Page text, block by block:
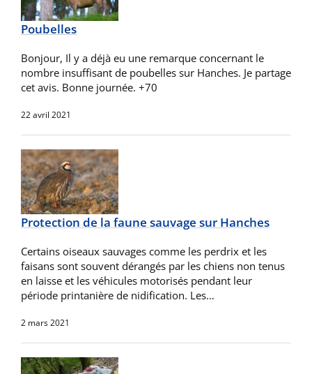
Poubelles
Bonjour, Il y a déjà eu une remarque concernant le
nombre insuffisant de poubelles sur Hanches. Je partage
cet avis. Bonne journée. +70
22 avril 2021
Protection de la faune sauvage sur Hanches
Certains oiseaux sauvages comme les perdrix et les
faisans sont souvent dérangés par les chiens non tenus
en laisse et les véhicules motorisés pendant leur
période printanière de nidification. Les…
2 mars 2021